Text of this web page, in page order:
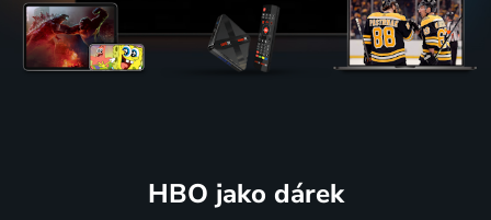
HBO jako dárek